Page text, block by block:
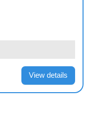
View details